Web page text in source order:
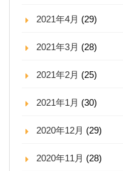
2021年4月 (29)
2021年3月 (28)
2021年2月 (25)
2021年1月 (30)
2020年12月 (29)
2020年11月 (28)